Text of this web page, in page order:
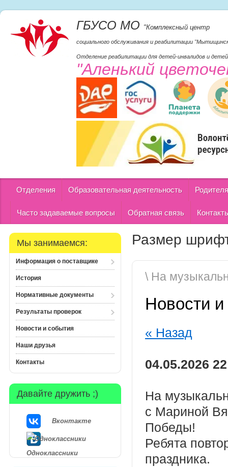
ГБУСО МО "Комплексный центр
социального обслуживания и реабилитации
Отделение реабилитации для детей-инвалидов и
"Аленький
Отделения Образовательная деятельность
Часто задаваемые вопросы Обратная связь
Мы занимаемся:
Информация о поставщике
История
Нормативные документы
Результаты проверок
Новости и события
Наши друзья
Контакты
Давайте дружить ;)
Вконтакте
Одноклассники
Размер
\ На
Новости
« Назад
04.05.2026
На
с Мариной
Победы!
Ребята
праздника.